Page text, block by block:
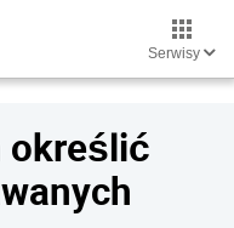
Serwisy
określić